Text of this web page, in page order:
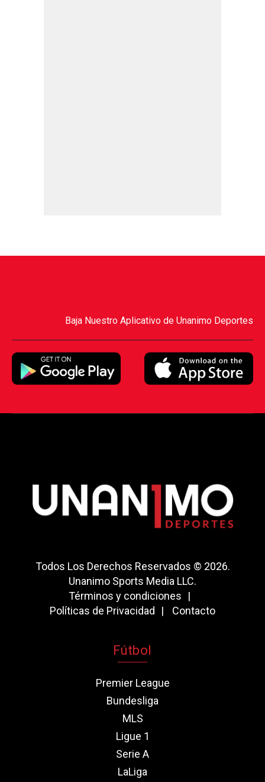
Baja Nuestro Aplicativo de Unanimo Deportes
Todos Los Derechos Reservados © 2026.
Unanimo Sports Media LLC.
Términos y condiciones
Políticas de Privacidad
Contacto
Fútbol
Premier League
Bundesliga
MLS
Ligue 1
Serie A
LaLiga